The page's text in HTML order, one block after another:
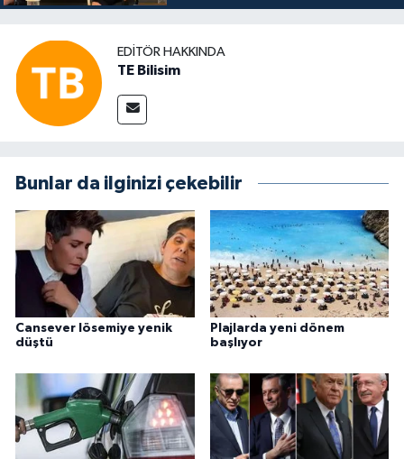
EDITÖR HAKKINDA
TE Bilisim
Bunlar da ilginizi çekebilir
Cansever lösemiye yenik
düştü
Plajlarda yeni dönem
başlıyor